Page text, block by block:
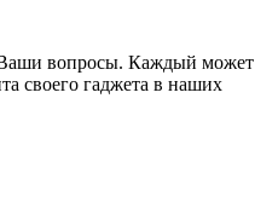
вопросы. Каждый может
своего гаджета в наших